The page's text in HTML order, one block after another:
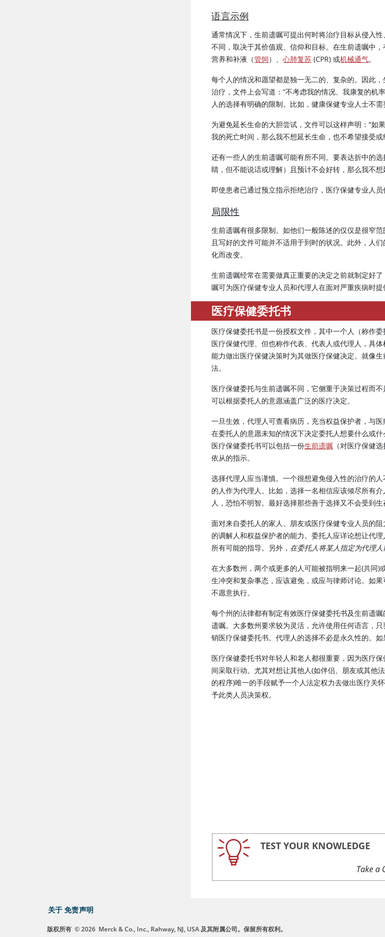
语言示例
通常情况下，生前遗嘱可提出何时将治疗目标从侵入
不同，取决于其价值观、信仰和目标。在生前遗嘱中
营养和补液（管饲）、心肺复苏 (CPR) 或机械通气。
每个人的情况和愿望都是独一无二的、复杂的。因此
治疗，文件上会写道：“不考虑我的情况、我康复的机
人的选择有明确的限制。比如，健康保健专业人士不
为避免延长生命的大胆尝试，文件可以这样声明：“如
我的死亡时间，那么我不想延长生命，也不希望接受
还有一些人的生前遗嘱可能有所不同。要表达折中的
睛，但不能说话或理解）且预计不会好转，那么我不
即使患者已通过预立指示拒绝治疗，医疗保健专业人
局限性
生前遗嘱有很多限制。如他们一般陈述的仅仅是很窄
且写好的文件可能并不适用于到时的状况。此外，人
化而改变。
生前遗嘱经常在需要做真正重要的决定之前就制定好
嘱可为医疗保健专业人员和代理人在面对严重疾病时提
医疗保健委托书
医疗保健委托书是一份授权文件，其中一个人（称作
医疗保健代理、但也称作代表、代表人或代理人，具
能力做出医疗保健决策时为其做医疗保健决定。就像
法。
医疗保健委托与生前遗嘱不同，它侧重于决策过程而
可以根据委托人的意愿涵盖广泛的医疗决定。
一旦生效，代理人可查看病历，充当权益保护者，与
在委托人的意愿未知的情况下决定委托人想要什么或什
医疗保健委托书可以包括一份生前遗嘱 （对医疗保健
依从的指示。
选择代理人应当谨慎。一个很想避免侵入性的治疗的
的人作为代理人。比如，选择一名相信应该倾尽所有
人，恐怕不明智。最好选择那些善于选择又不会受到
面对来自委托人的家人、朋友或医疗保健专业人员的
的调解人和权益保护者的能力。委托人应详论想让代
所有可能的指导。另外， 在委托人将某人指定为代理人
在大多数州，两个或更多的人可能被指明来一起(共同
生冲突和复杂事态，应该避免，或应与律师讨论。如
不愿意执行。
每个州的法律都有制定有效医疗保健委托书及生前遗
遗嘱。大多数州要求较为灵活，允许使用任何语言，
销医疗保健委托书。代理人的选择不必是永久性的。
医疗保健委托书对年轻人和老人都很重要，因为医疗
间采取行动。尤其对想让其他人(如伴侣、朋友或其他
的程序)唯一的手段赋予一个人法定权力去做出医疗关
予此类人员决策权。
TEST YOUR KNOWLEDGE
Take a
关于 免责声明
版权所有 © 2026 Merck & Co., Inc., Rahway, NJ, USA 及其附属公司。保留所有权利。